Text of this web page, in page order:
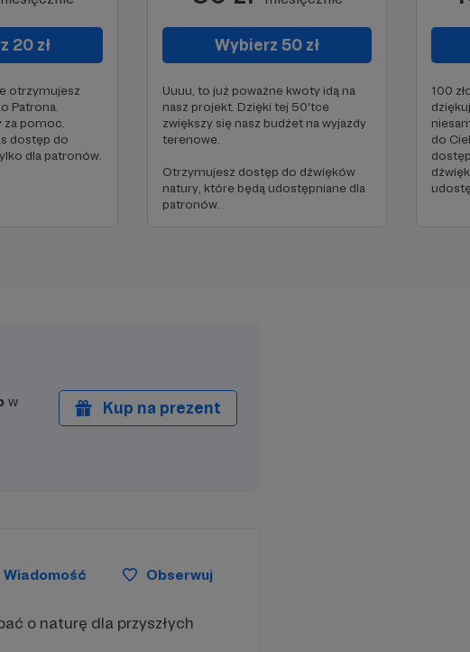
20 zł
otrzymujesz
Patrona.
za pomoc.
dostęp do
dla patronów.
Wybierz 50 zł
Uuuu, to już poważne kwoty idą na
nasz projekt. Dzięki tej 50'tce
zwiększy się nasz budżet na wyjazdy
terenowe.
Otrzymujesz dostęp do dźwięków
natury, które będą udostępniane dla
patronów.
100
do
w
Kup na prezent
Wiadomość Obserwuj
o naturę dla przyszłych